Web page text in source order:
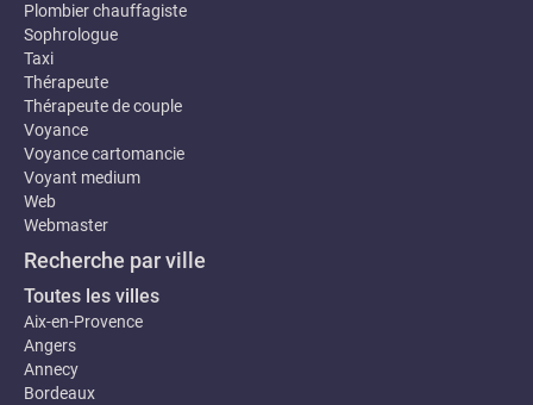
Plombier chauffagiste
Sophrologue
Taxi
Thérapeute
Thérapeute de couple
Voyance
Voyance cartomancie
Voyant medium
Web
Webmaster
Recherche par ville
Toutes les villes
Aix-en-Provence
Angers
Annecy
Bordeaux